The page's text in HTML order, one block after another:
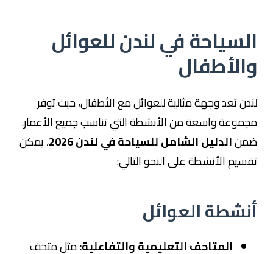
السياحة في لندن للعوائل
والأطفال
لندن تعد وجهة مثالية للعوائل مع الأطفال، حيث توفر
مجموعة واسعة من الأنشطة التي تناسب جميع الأعمار.
ضمنالدليل الشامل للسياحة في لندن 2026
، يمكن
تقسيم الأنشطة على النحو التالي:
أنشطة العوائل
المتاحف التعليمية والتفاعلية:مثل متحف